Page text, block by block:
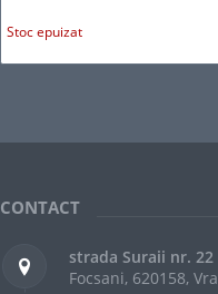
Stoc epuizat
CONTACT
strada Suraii nr. 22
Focsani, 620158,